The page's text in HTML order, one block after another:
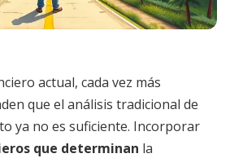
actual, cada vez más
que el análisis tradicional de
ya no es suficiente. Incorporar
que determinan la